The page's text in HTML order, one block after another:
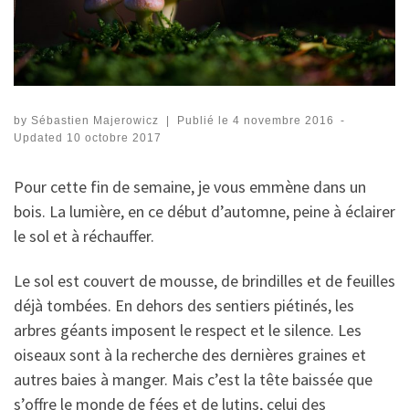
by Sébastien Majerowicz | Publié le 4 novembre 2016
-
Updated 10 octobre 2017
Pour cette fin de semaine, je vous emmène dans un
bois. La lumière, en ce début d’automne, peine à éclairer
le sol et à réchauffer.
Le sol est couvert de mousse, de brindilles et de feuilles
déjà tombées. En dehors des sentiers piétinés, les
arbres géants imposent le respect et le silence. Les
oiseaux sont à la recherche des dernières graines et
autres baies à manger. Mais c’est la tête baissée que
s’offre le monde de fées et de lutins, celui des